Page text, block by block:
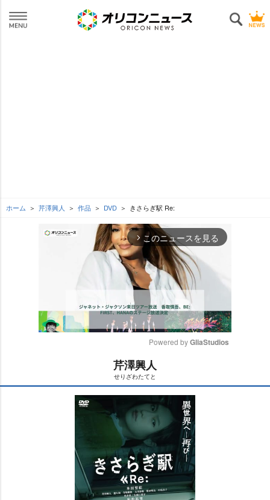
ホーム 芹澤興人 作品 DVD きさらぎ駅 Re:
arrow_forward_ios このニュースを見る
t
e
Powered by GliaStudios
芹澤興人
せりざわたてと